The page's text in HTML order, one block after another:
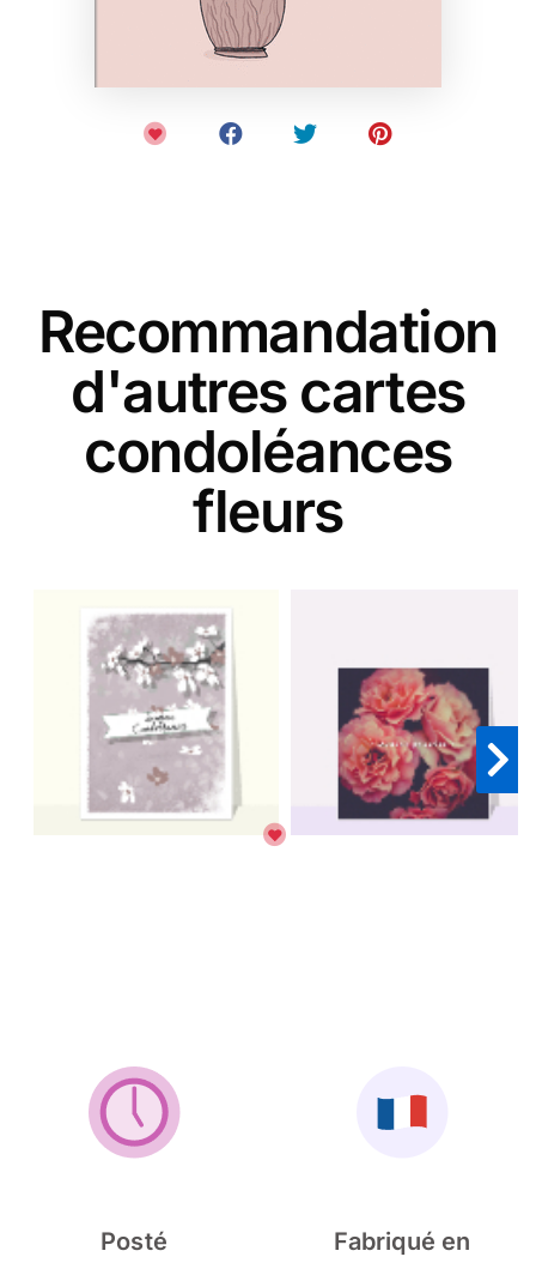
Recommandation
d'autres cartes
condoléances
fleurs
Posté
Fabriqué en